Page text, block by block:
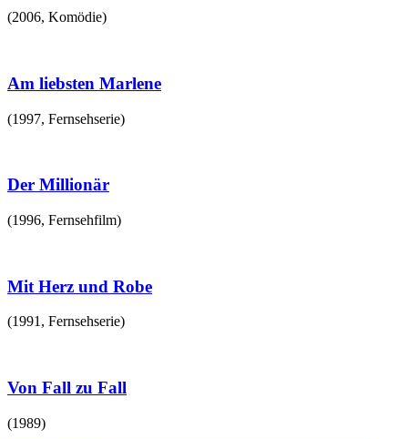
(2006, Komödie)
Am liebsten Marlene
(1997, Fernsehserie)
Der Millionär
(1996, Fernsehfilm)
Mit Herz und Robe
(1991, Fernsehserie)
Von Fall zu Fall
(1989)